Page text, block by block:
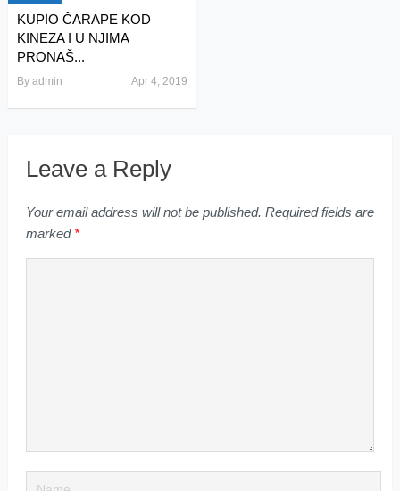
KUPIO ČARAPE KOD
KINEZA I U NJIMA
PRONAŠ...
By admin Apr 4, 2019
Leave a Reply
Your email address will not be published. Required fields are
marked *